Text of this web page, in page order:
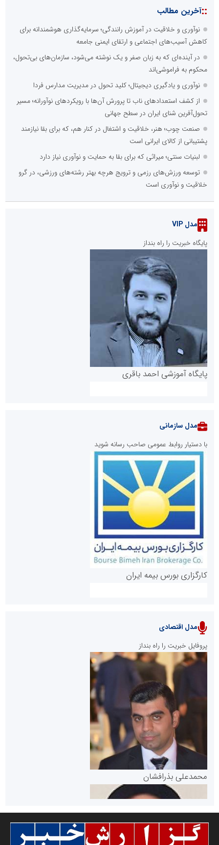
::آخرین مطالب
نوآوری و خلاقیت در آموزش رانندگی؛ سرمایه‌گذاری هوشمندانه برای
کاهش آسیب‌های اجتماعی و ارتقای ایمنی جامعه
در آینده‌ای که به زبان صفر و یک نوشته می‌شود، سازمان‌های بی‌تحول،
محکوم به فراموشی‌اند
نوآوری و یادگیری دیجیتال؛ کلید تحول در مدیریت مدارس فردا
از کشف استعدادهای ناب تا پرورش آن‌ها با رویکردهای نوآورانه؛ مسیر
تحول‌آفرین شنای ایران در سطح جهانی
صنعت چوب؛ هنر، خلاقیت و اشتغال در کنار هم، که برای بقا نیازمند
پشتیبانی از کالای ایرانی است
لبنیات سنتی؛ میراثی که برای بقا به حمایت و نوآوری نیاز دارد
توسعه ورزش‌های رزمی و ترویج هرچه بهتر رشته‌های ورزشی، در گرو
خلاقیت و نوآوری است
مدل VIP
پایگاه خبریت را راه بنداز
پایگاه آموزشی احمد باقری
روابط عمومی خبرگزاری گزارش خبر
پایگاه خبری نهضت ملی مسکن
پایگاه خبری گفتمان یزد
مدل سازمانی
با دستیار روابط عمومی صاحب رسانه شوید
کارگزاری بورس بیمه ایران
سازمان بورس و اوراق بهادار
مرجع اخبار موثق در بازارسرمایه
مدل اقتصادی
پروفایل خبریت را راه بنداز
محمدعلی بذرافشان